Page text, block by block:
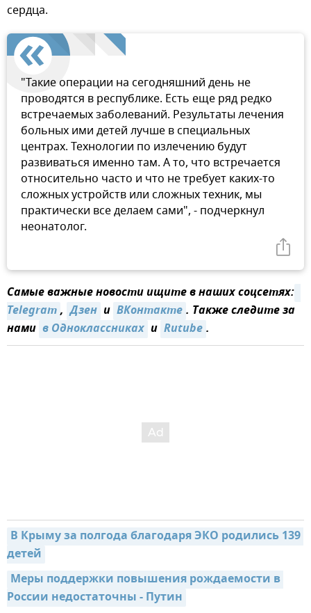
сердца.
"Такие операции на сегодняшний день не
проводятся в республике. Есть еще ряд редко
встречаемых заболеваний. Результаты лечения
больных ими детей лучше в специальных
центрах. Технологии по излечению будут
развиваться именно там. А то, что встречается
относительно часто и что не требует каких-то
сложных устройств или сложных техник, мы
практически все делаем сами", - подчеркнул
неонатолог.
Самые важные новости ищите в наших соцсетях:
Telegram, Дзен и ВКонтакте. Также следите за
нами в Одноклассниках и Rutube.
В Крыму за полгода благодаря ЭКО родились 139
детей
Меры поддержки повышения рождаемости в
России недостаточны - Путин